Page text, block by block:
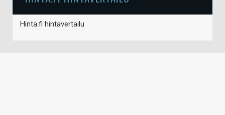
Hinta.fi hintavertailu